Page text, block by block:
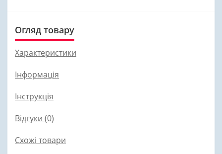
Огляд товару
Характеристики
Інформація
Інструкція
Відгуки (0)
Схожі товари